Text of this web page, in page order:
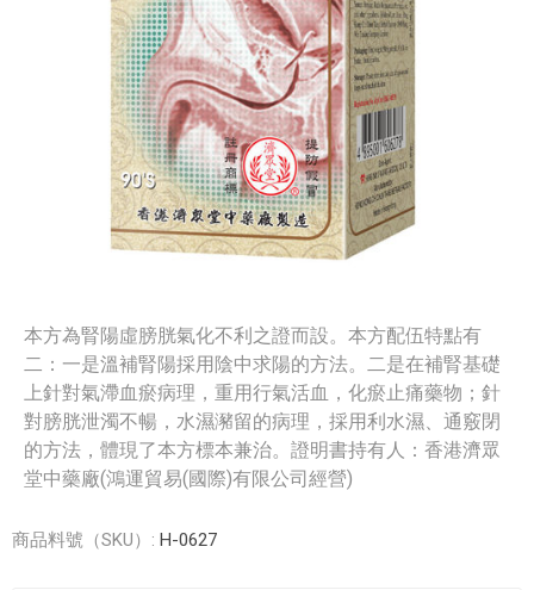
本方為腎陽虛膀胱氣化不利之證而設。本方配伍特點有
二：一是溫補腎陽採用陰中求陽的方法。二是在補腎基礎
上針對氣滯血瘀病理，重用行氣活血，化瘀止痛藥物；針
對膀胱泄濁不暢，水濕瀦留的病理，採用利水濕、通竅閉
的方法，體現了本方標本兼治。證明書持有人：香港濟眾
堂中藥廠(鴻運貿易(國際)有限公司經營)
商品料號（SKU）: H-0627